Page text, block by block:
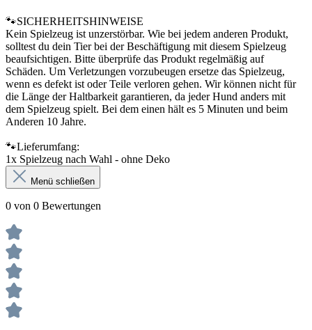
🐾SICHERHEITSHINWEISE
Kein Spielzeug ist unzerstörbar. Wie bei jedem anderen Produkt,
solltest du dein Tier bei der Beschäftigung mit diesem Spielzeug
beaufsichtigen. Bitte überprüfe das Produkt regelmäßig auf
Schäden. Um Verletzungen vorzubeugen ersetze das Spielzeug,
wenn es defekt ist oder Teile verloren gehen. Wir können nicht für
die Länge der Haltbarkeit garantieren, da jeder Hund anders mit
dem Spielzeug spielt. Bei dem einen hält es 5 Minuten und beim
Anderen 10 Jahre.
🐾Lieferumfang:
1x Spielzeug nach Wahl - ohne Deko
Menü schließen
0 von 0 Bewertungen